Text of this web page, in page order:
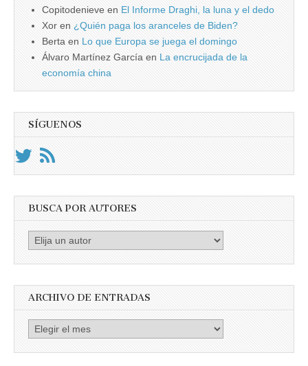
Copitodenieve en El Informe Draghi, la luna y el dedo
Xor en ¿Quién paga los aranceles de Biden?
Berta en Lo que Europa se juega el domingo
Álvaro Martínez García en La encrucijada de la
economía china
SÍGUENOS
BUSCA POR AUTORES
Busca
ARCHIVO DE ENTRADAS
Archivo